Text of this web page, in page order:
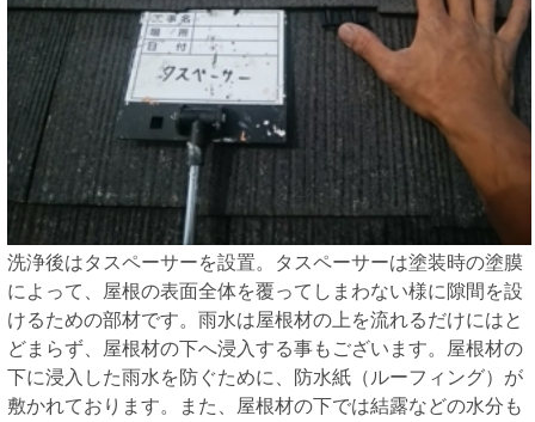
洗浄後はタスペーサーを設置。タスペーサーは塗装時の塗膜
によって、屋根の表面全体を覆ってしまわない様に隙間を設
けるための部材です。雨水は屋根材の上を流れるだけにはと
どまらず、屋根材の下へ浸入する事もございます。屋根材の
下に浸入した雨水を防ぐために、防水紙（ルーフィング）が
敷かれております。また、屋根材の下では結露などの水分も